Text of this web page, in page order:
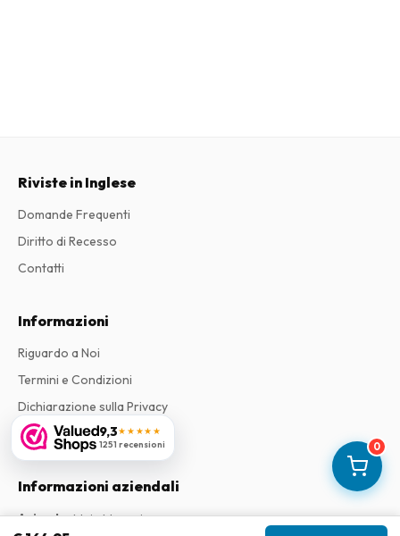
0
9,3★★★★★
1251 recensioni
Riviste in Inglese
Domande Frequenti
Diritto di Recesso
Contatti
Informazioni
Riguardo a Noi
Termini e Condizioni
Dichiarazione sulla Privacy
Reclami
Informazioni aziendali
Azienda:Maja Magazines